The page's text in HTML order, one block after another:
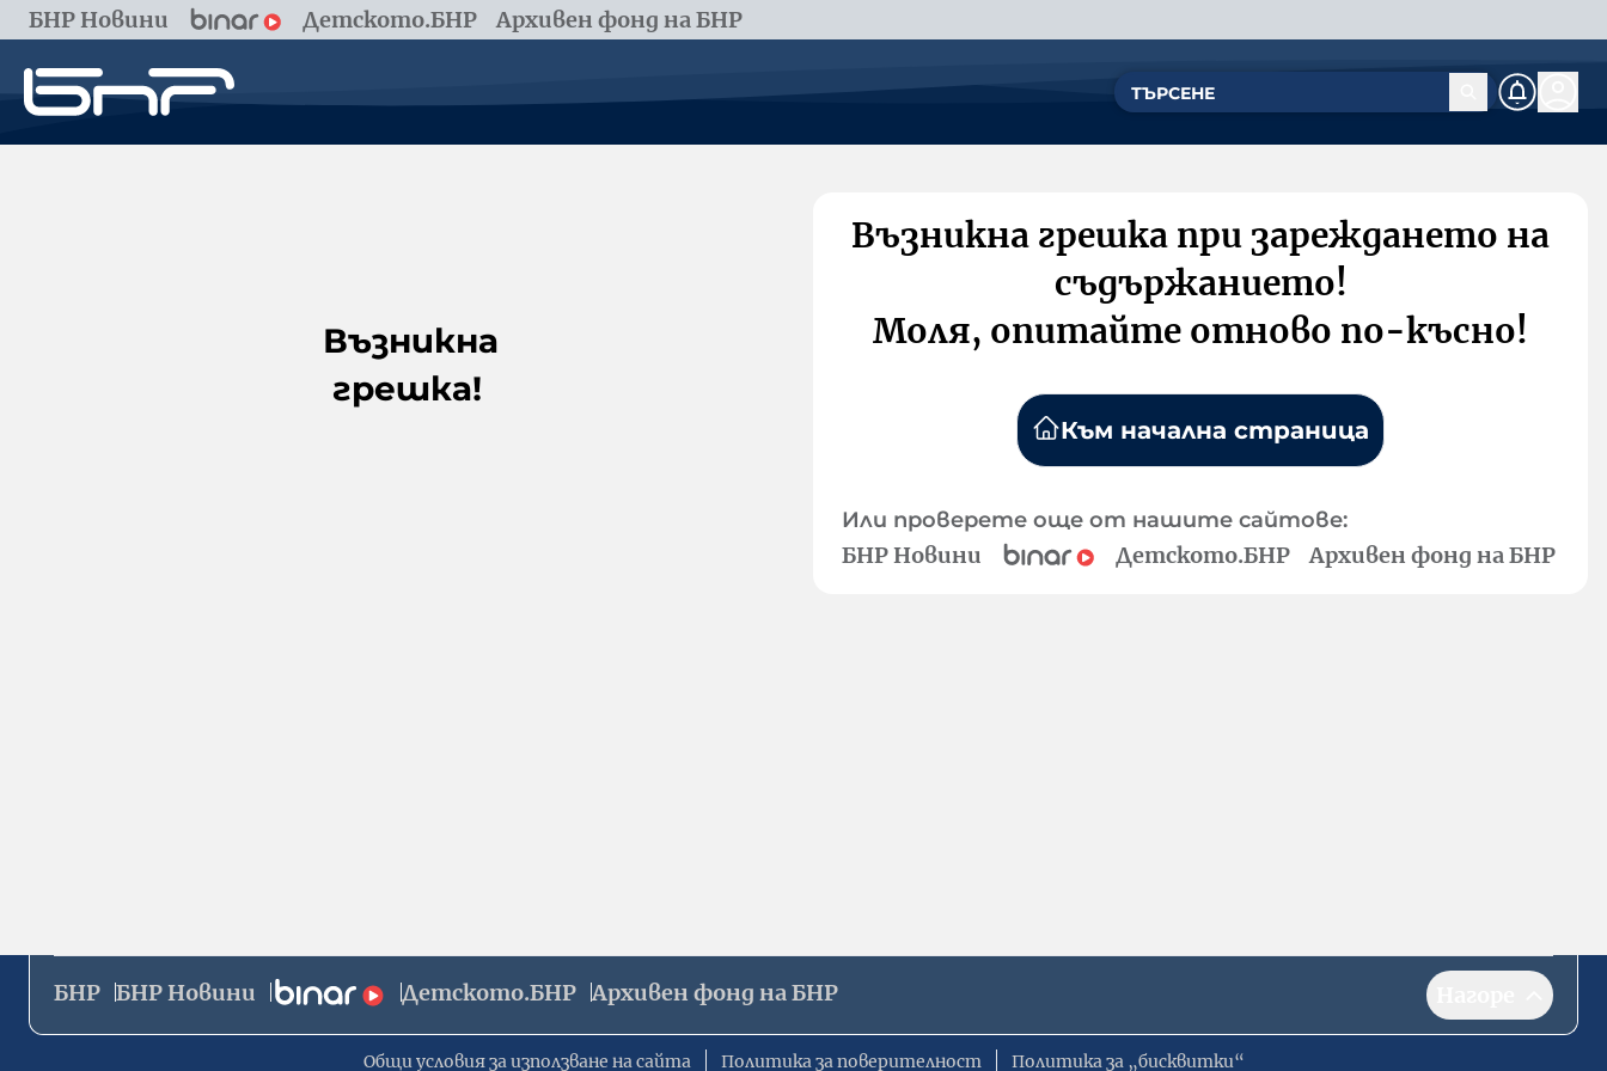
БНР Новини Детското.БНР Архивен фонд на БНР
Възникна
грешка!
Възникна грешка при зареждането на
съдържанието!
Моля, опитайте отново по-късно!
Към начална страница
Или проверете още от нашите сайтове:
БНР Новини Детското.БНР Архивен фонд на БНР
БНР БНР Новини Детското.БНР Архивен фонд на БНР
Общи условия за използване на сайта Политика за поверителност Политика за „бисквитки“